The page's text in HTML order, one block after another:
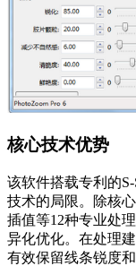
核心技术优势
该软件搭载专利的
技术的局限。除核
插值等12种专业处
异化优化。在处理
有效保留线条锐度